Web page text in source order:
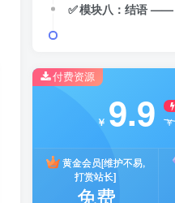
付费资源
￥ 9.9 ￥
黄金会员[维护不易,
打赏站长]
免费